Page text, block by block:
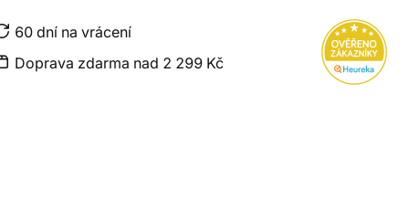
60 dní na vrácení
Doprava zdarma nad 2 299 Kč